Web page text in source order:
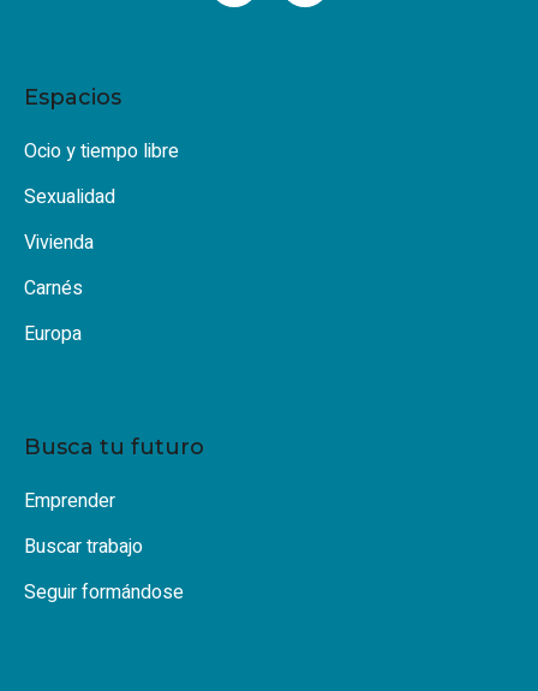
Espacios
Ocio y tiempo libre
Sexualidad
Vivienda
Carnés
Europa
Busca tu futuro
Emprender
Buscar trabajo
Seguir formándose